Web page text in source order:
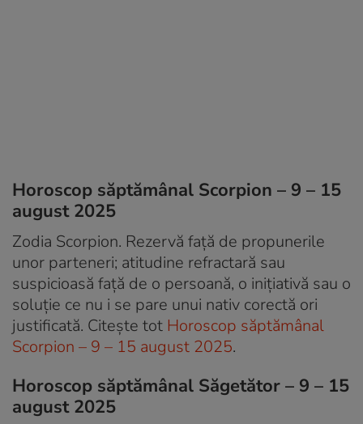
Horoscop săptămânal Scorpion – 9 – 15
august 2025
Zodia Scorpion. Rezervă față de propunerile
unor parteneri; atitudine refractară sau
suspicioasă față de o persoană, o inițiativă sau o
soluție ce nu i se pare unui nativ corectă ori
justificată. Citește tot Horoscop săptămânal
Scorpion – 9 – 15 august 2025.
Horoscop săptămânal Săgetător – 9 – 15
august 2025